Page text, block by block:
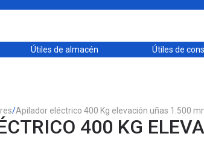
Útiles de almacén Útiles de
/Apilador eléctrico 400 Kg elevación uñas 1.500
400 KG